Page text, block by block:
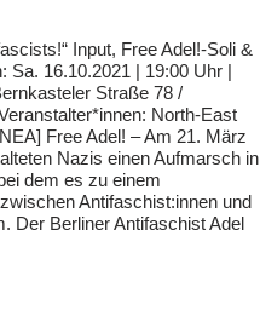
Input, Free Adel!-Soli &
Sa. 16.10.2021 | 19:00 Uhr |
Straße 78 /
North-East
Free Adel! – Am 21. März
Nazis einen Aufmarsch in
dem es zu einem
Antifaschist:innen und
Der Berliner Antifaschist Adel